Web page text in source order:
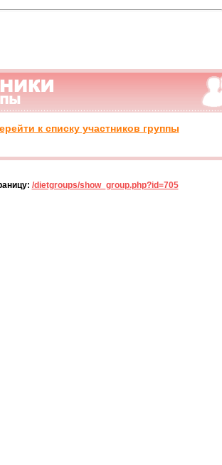
к списку участников группы
/dietgroups/show_group.php?id=705